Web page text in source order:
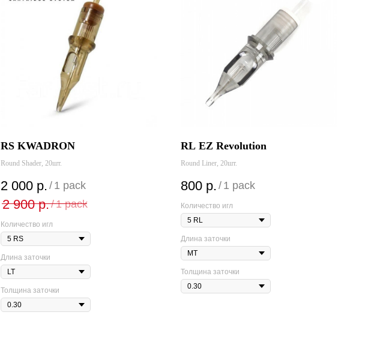
RS KWADRON
Round Shader, 20шт.
2 000 р. / 1 pack
2 900 р./1 pack
Количество игл
Длина заточки
Толщина заточки
RL EZ Revolution
Round Liner, 20шт.
800 р. / 1 pack
Количество игл
Длина заточки
Толщина заточки